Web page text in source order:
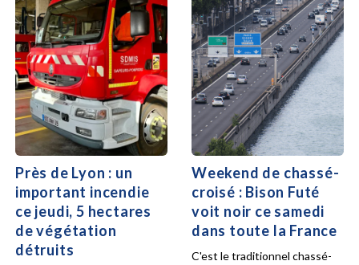
Près de Lyon : un
important incendie
ce jeudi, 5 hectares
de végétation
détruits
Weekend de chassé-
croisé : Bison Futé
voit noir ce samedi
dans toute la France
C'est le traditionnel chassé-